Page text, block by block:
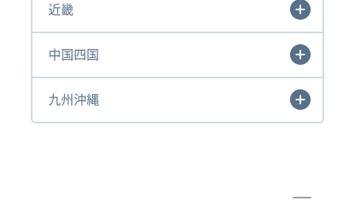
近畿
中国四国
九州沖縄